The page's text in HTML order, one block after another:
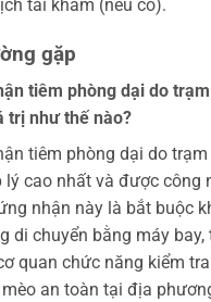
tái khám (nếu có).
gặp
tiêm phòng dại do
trị như thế nào?
tiêm phòng dại do
lý cao nhất và được công
nhận này là bắt buộc
di chuyển bằng máy bay,
quan chức năng kiểm
an toàn tại địa